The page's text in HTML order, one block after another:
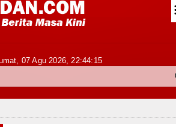
07 Agu 2026,22:44:16